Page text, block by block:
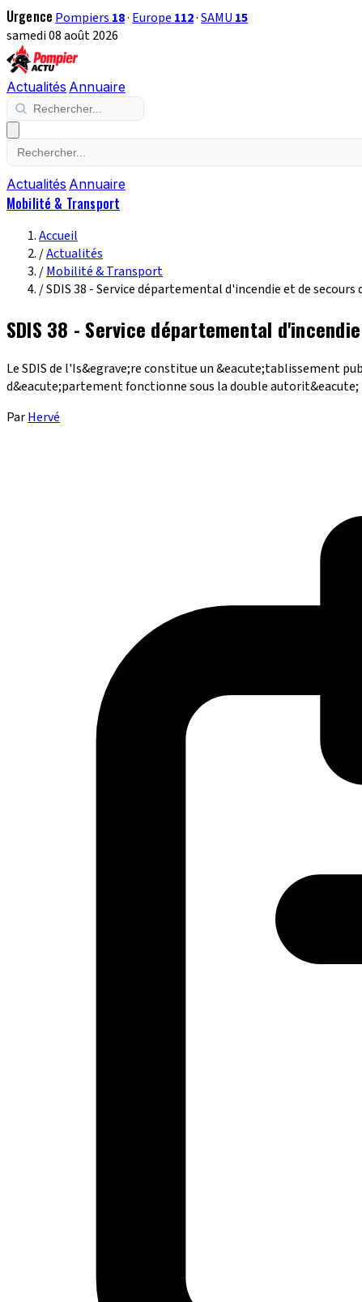
Urgence Pompiers 18· Europe 112·SAMU 15
samedi 08 août 2026
Actualités Annuaire
Actualités Annuaire
Mobilité & Transport
Accueil
/Actualités
/Mobilité & Transport
/SDIS 38 - Service départemental d'incendie et de
SDIS 38 - Service départemental
Le SDIS de l'Is&egrave;re constitue un &eacute;tablissement
d&eacute;partement fonctionne sous la double
ParHervé